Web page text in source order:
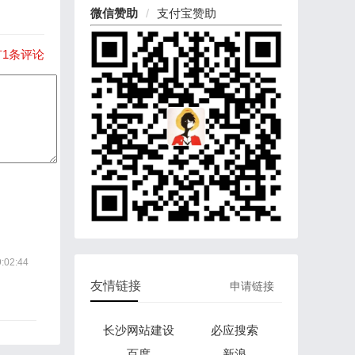
条评论
微信赞助 支付宝赞助
申请链接
友情链接
长沙网站建设
必应搜索